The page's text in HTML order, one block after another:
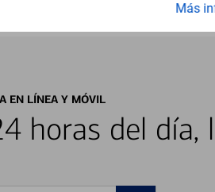
Más
EN LÍNEA Y MÓVIL
horas del día,